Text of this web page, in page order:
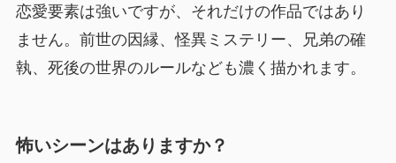
恋愛要素は強いですが、それだけの作品ではあり
ません。前世の因縁、怪異ミステリー、兄弟の確
執、死後の世界のルールなども濃く描かれます。
怖いシーンはありますか？